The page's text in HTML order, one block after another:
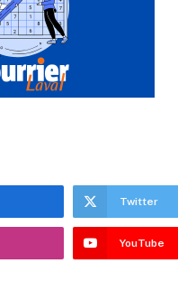
Twitter
YouTube